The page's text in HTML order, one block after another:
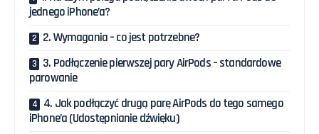
jednego iPhone’a?
2. Wymagania – co jest potrzebne?
3. Podłączenie pierwszej pary AirPods – standardowe
parowanie
4. Jak podłączyć drugą parę AirPods do tego samego
iPhone’a (Udostępnianie dźwięku)